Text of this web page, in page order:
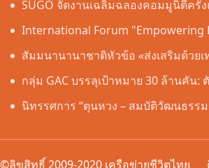
เข้าใช้งาน AI Agentic Workspace ฟรี
SUGO จัดงานเฉลิมฉลองคอมมูนิตี้ครั้
เติบโตอย่างต่อเนื่องในประเทศไทย
International Forum "Empowering
Through Digital Intelligence –
Ecosystem for Human Lifelong
สัมมนานานาชาติหัวข้อ «ส่งเสริมด้วย
อัจฉริยะ เรียนรู้ตลอดชีวิต – สร้างระบบนิ
เรียนรู้ตลอดชีวิตของมนุษย์» จัดขึ้น
กลุ่ม GAC บรรลุเป้าหมาย 30 ล้านคัน:
"ความเร็วของ GAC"
นิทรรศการ “ตุนหวง – สมบัติวัฒนธรร
©ลิขสิทธิ์ 2009-2020 เครือข่ายชีวิตไทย